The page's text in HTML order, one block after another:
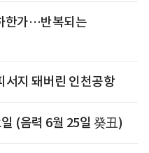
한가…반복되는
지 돼버린 인천공항
(음력 6월 25일 癸丑)